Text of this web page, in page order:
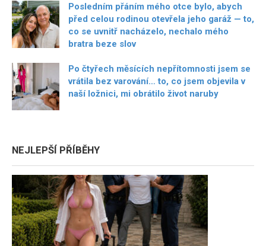
Posledním přáním mého otce bylo, abych
před celou rodinou otevřela jeho garáž — to,
co se uvnitř nacházelo, nechalo mého
bratra beze slov
Po čtyřech měsících nepřítomnosti jsem se
vrátila bez varování… to, co jsem objevila v
naší ložnici, mi obrátilo život naruby
NEJLEPŠÍ PŘÍBĚHY